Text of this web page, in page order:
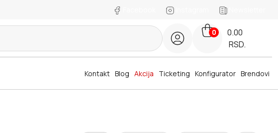
Instagram Newsletter
0
0.00
RSD.
Brendovi
Blog Akcija
Kontakt Ticketing Konfigurator